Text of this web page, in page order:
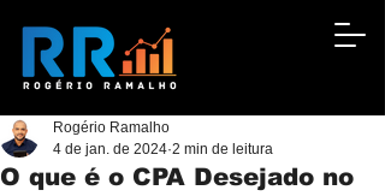
O que é o CPA Desejado no
Rogério Ramalho
4 de jan. de 2024 2 min de leitura